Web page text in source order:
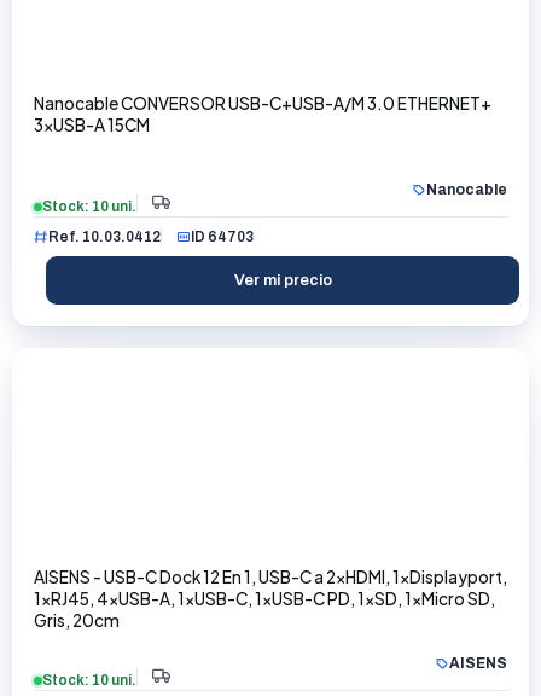
Nanocable CONVERSOR USB-C+USB-A/M 3.0 ETHERNET+
3xUSB-A 15CM
Nanocable
Stock: 10 uni.
Ref. 10.03.0412
ID 64703
Ver mi precio
AISENS - USB-C Dock 12 En 1, USB-C a 2xHDMI, 1xDisplayport,
1xRJ45, 4xUSB-A, 1xUSB-C, 1xUSB-C PD, 1xSD, 1xMicro SD,
Gris, 20cm
AISENS
Stock: 10 uni.